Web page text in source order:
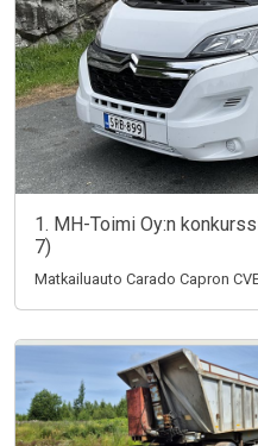
1. MH-Toimi Oy:n
7)
Matkailuauto Carado Capron